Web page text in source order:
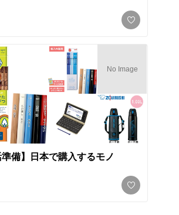
No Image
準備】日本で購入するモノ